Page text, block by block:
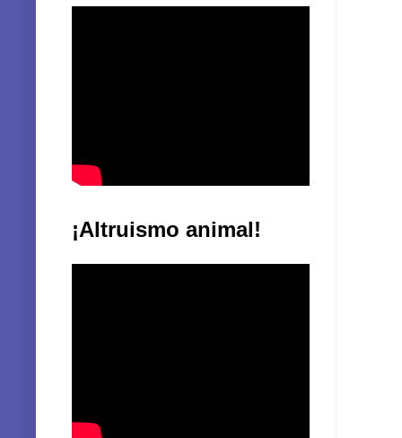
¡Altruismo animal!